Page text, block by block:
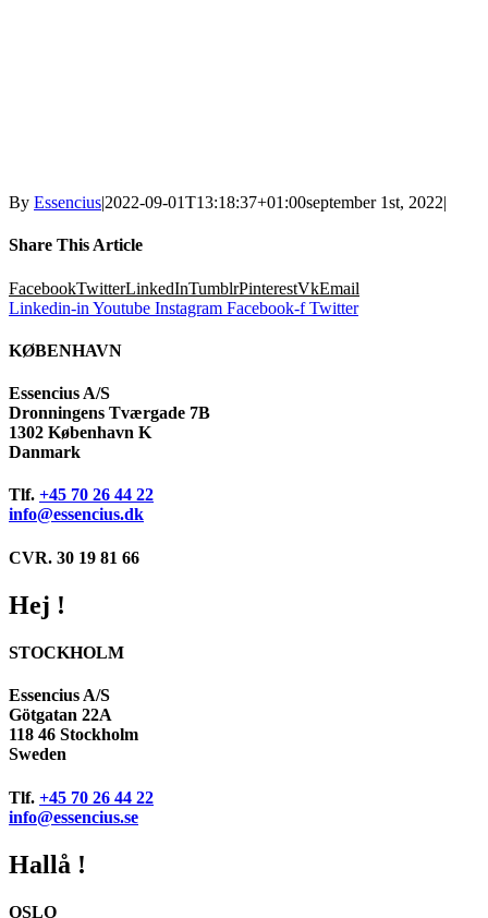
By Essencius|2022-09-01T13:18:37+01:00september 1st, 2022|
Share This Article
FacebookTwitterLinkedInTumblrPinterestVkEmail
Linkedin-in Youtube Instagram Facebook-f Twitter
KØBENHAVN
Essencius A/S
Dronningens Tværgade 7B
1302 København K
Danmark
Tlf. +45 70 26 44 22
info@essencius.dk
CVR. 30 19 81 66
Hej !
STOCKHOLM
Essencius A/S
Götgatan 22A
118 46 Stockholm
Sweden
Tlf. +45 70 26 44 22
info@essencius.se
Hallå !
OSLO